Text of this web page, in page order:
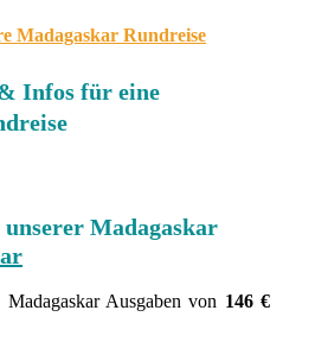
Madagaskar Rundreise
Infos für eine
unserer Madagaskar
Ausgaben von 146 €